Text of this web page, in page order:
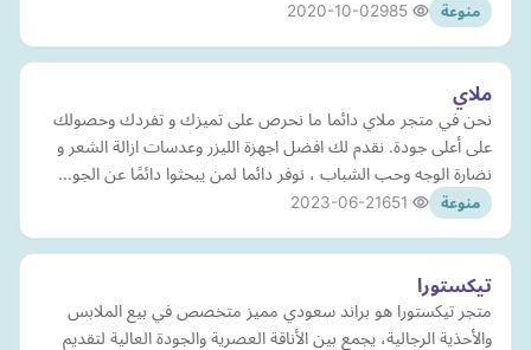
منوعة 2020-10-02
ملاي
نحن في متجر ملاي دائما ما نحرص على تميزك و تفردك وحصولك
على أعلى جودة. نقدم لك افضل اجهزة الليزر وعدسات ازالة الشعر و
نضارة الوجه وحب الشباب ، نوفر دائما لمن يبحثوا دائمًا عن الجو…
منوعة 2023-06-21
تيكستورا
متجر تيكستورا هو براند سعودي مميز متخصص في بيع الملابس
والأحذية الرجالية، يجمع بين الأناقة العصرية والجودة العالية لتقديم